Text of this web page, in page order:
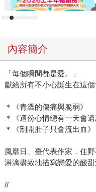
內容簡介
「每個瞬間都是愛。」
獻給所有不小心誕生在這
＊《青澀的傷痛與脆弱》
＊《這份心情總有一天會遺
＊《剖開肚子只會流出血》
風靡日、臺代表作家．住
淋漓盡致地描寫戀愛的酸
//